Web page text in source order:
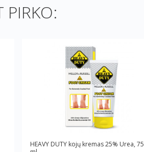
PIRKO:
HEAVY DUTY kojų kremas 25% Urea, 75